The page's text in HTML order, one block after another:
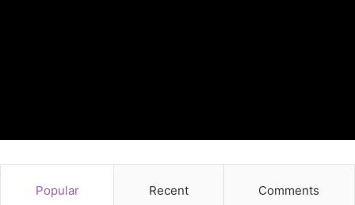
Popular Recent Comments